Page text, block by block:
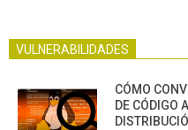
VULNERABILIDADES
CÓMO
DE CÓDIGO